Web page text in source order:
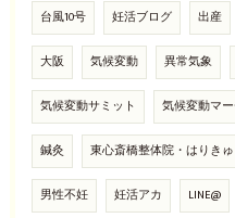
台風10号 妊活ブログ 出産
大阪 気候変動 異常気象
気候変動サミット 気候変動マ
鍼灸 東心斎橋整体院・はりき
男性不妊 妊活アカ LINE@